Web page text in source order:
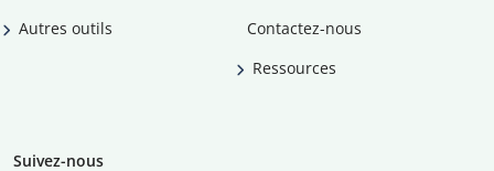
Autres outils
Contactez-nous
Ressources
Suivez-nous